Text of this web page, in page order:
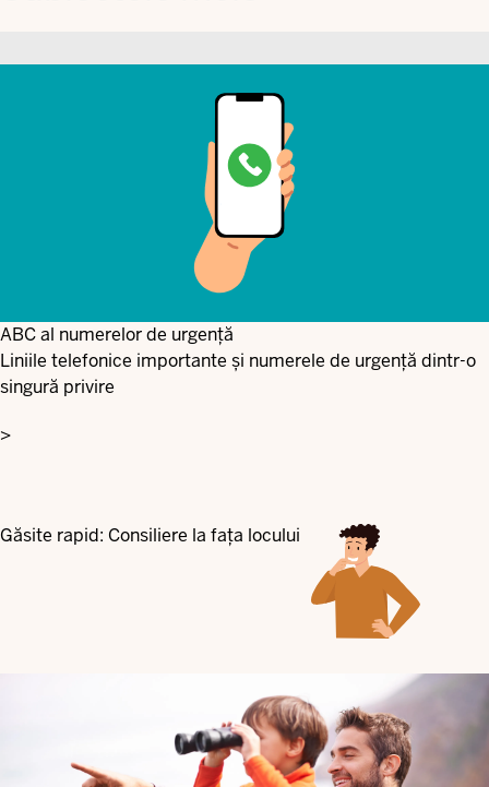
ABC al numerelor de urgență
Liniile telefonice importante și numerele de urgență dintr-o
singură privire
>
Găsite rapid: Consiliere la fața locului